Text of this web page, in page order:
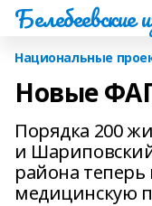
Белебеевские
Национальные
Новые
Порядка 200
и Шариповский
района
медицинскую